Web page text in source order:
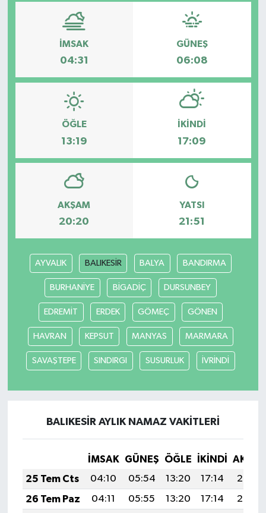
İMSAK
04:31
GÜNEŞ
06:08
ÖĞLE
13:19
İKINDI
17:09
AKŞAM
20:20
YATSI
21:51
AYVALIK BALIKESİR BALYA BANDIRMA
BURHANİYE BİGADİÇ DURSUNBEY
EDREMİT ERDEK GÖMEÇ GÖNEN
HAVRAN KEPSUT MANYAS MARMARA
SAVAŞTEPE SINDIRGI SUSURLUK İVRİNDİ
BALIKESİR AYLIK NAMAZ VAKITLERI
İMSAK GÜNEŞ ÖĞLE İKINDI
25 Tem Cts
04:10 05:54 13:20 17:14
20:36
26 Tem Paz
04:11 05:55 13:20 17:14
20:35